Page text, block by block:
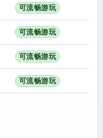
可流畅游玩
可流畅游玩
可流畅游玩
可流畅游玩